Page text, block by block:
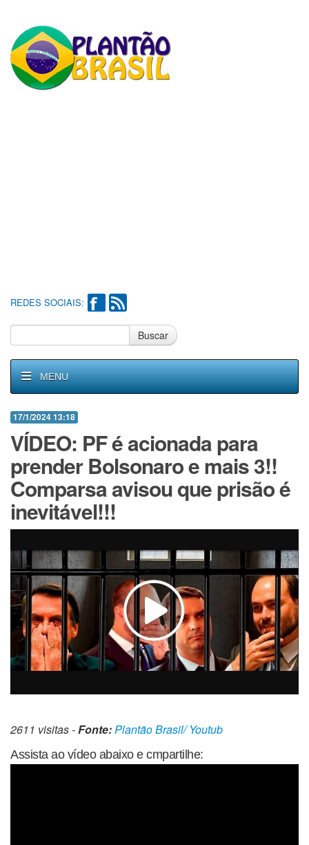
REDES SOCIAIS:
Buscar
MENU
17/1/2024 13:18
VÍDEO: PF é acionada para
prender Bolsonaro e mais 3!!
Comparsa avisou que prisão é
inevitável!!!
2611 visitas -Fonte:Plantão Brasil/ Youtub
Assista ao vídeo abaixo e cmpartilhe: